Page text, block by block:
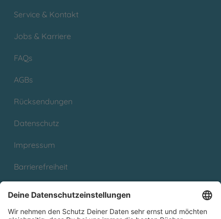
Service & Kontakt
Jobs & Karriere
FAQs
AGBs
Rücksendungen
Datenschutz
Impressum
Barrierefreiheit
Partnerprogramm (Affiliate)